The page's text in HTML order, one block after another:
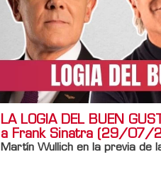
LA LOGIA DEL BUEN
a Frank Sinatra (29/07/
Martín Wullich en la previa de